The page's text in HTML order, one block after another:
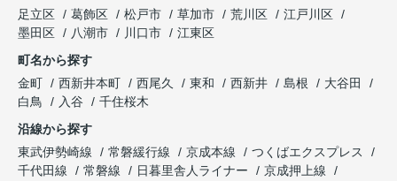
足立区
葛飾区 松戸市 草加市 荒川区
江戸川区
墨田区
八潮市 川口市
江東区
町名から探す
金町
西新井本町 西尾久 東和 西新井 島根
大谷田
白鳥
入谷
千住桜木
沿線から探す
東武伊勢崎線
常磐緩行線 京成本線
つくばエクスプレス
千代田線
常磐線 日暮里舎人ライナー
京成押上線